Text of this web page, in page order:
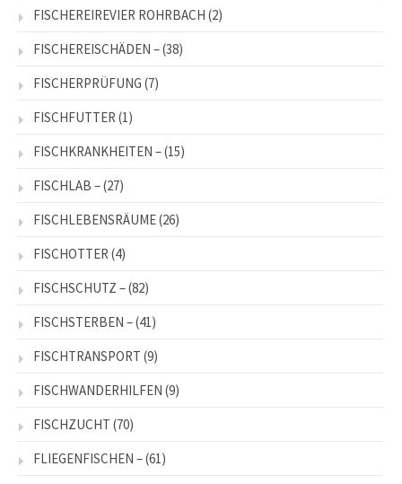
FISCHEREIREVIER ROHRBACH (2)
FISCHEREISCHÄDEN –(38)
FISCHERPRÜFUNG (7)
FISCHFUTTER (1)
FISCHKRANKHEITEN –(15)
FISCHLAB –(27)
FISCHLEBENSRÄUME(26)
FISCHOTTER (4)
FISCHSCHUTZ –(82)
FISCHSTERBEN –(41)
FISCHTRANSPORT (9)
FISCHWANDERHILFEN (9)
FISCHZUCHT (70)
FLIEGENFISCHEN –(61)